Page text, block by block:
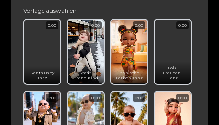
Vorlage auswählen
0:00
Santa Baby
Tanz
0:00
Stadt-
Trend-Kind
0:00
Ethnische-
Farben-Tanz
0:00
Folk-
Freuden-
Tanz
0:00 0:00 0:00 0:00